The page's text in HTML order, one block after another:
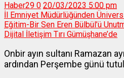
Haber29 0 20/03/2023 5:00 pm
İl Emniyet Müdürlüğünden
Eğitim-Bir Sen Eren Bülbül’ü
Dijital İletişim Tırı Gümüşhane’de
Onbir ayın sultanı Ramazan
ardından Perşembe günü